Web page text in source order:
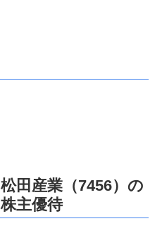
松田産業（7456）の
株主優待